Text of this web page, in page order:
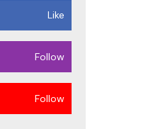
Like
Follow
Follow